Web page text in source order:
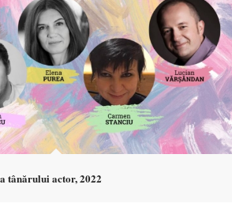
tânărului actor, 2022